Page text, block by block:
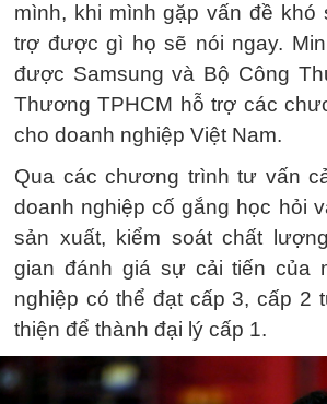
mình, khi mình gặp vấn đề khó
trợ được gì họ sẽ nói ngay.
được Samsung và Bộ Công
Thương TPHCM hỗ trợ các
cho doanh nghiệp Việt Nam.
Qua các chương trình tư vấn
doanh nghiệp cố gắng học hỏi
sản xuất, kiểm soát chất
gian đánh giá sự cải tiến của
nghiệp có thể đạt cấp 3, cấp 2
thiện để thành đại lý cấp 1.